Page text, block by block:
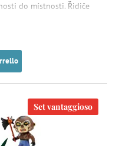
do místnosti. Řidiče
Set vantaggioso